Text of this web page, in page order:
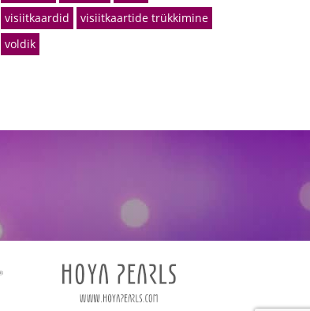
visiitkaardid
visiitkaartide trükkimine
voldik